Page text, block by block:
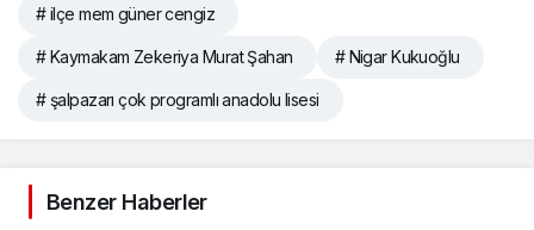
# ilçe mem güner cengiz
# Kaymakam Zekeriya Murat Şahan # Nigar Kukuoğlu
# şalpazarı çok programlı anadolu lisesi
Benzer Haberler